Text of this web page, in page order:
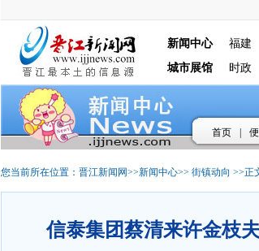
新闻中心 福建
城市展馆
时政
首页
您当前所在位置： 晋江新闻网>>新闻中心>> 街镇动向 >>正
信泰集团蔡清来许金枝